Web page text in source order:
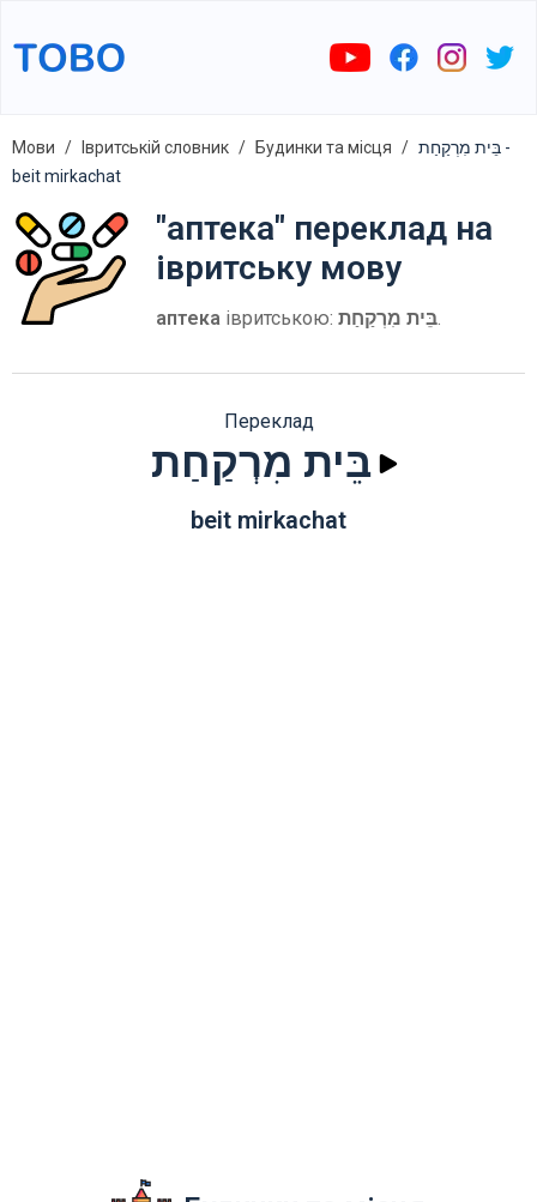
Мови Івритській словник Будинки та місця
בֵּית מִרְקַחַת -
beit mirkachat
"аптека" переклад на
івритську мову
аптека івритською: בֵּית מִרְקַחַת.
Переклад
בֵּית מִרְקַחַת
beit mirkachat